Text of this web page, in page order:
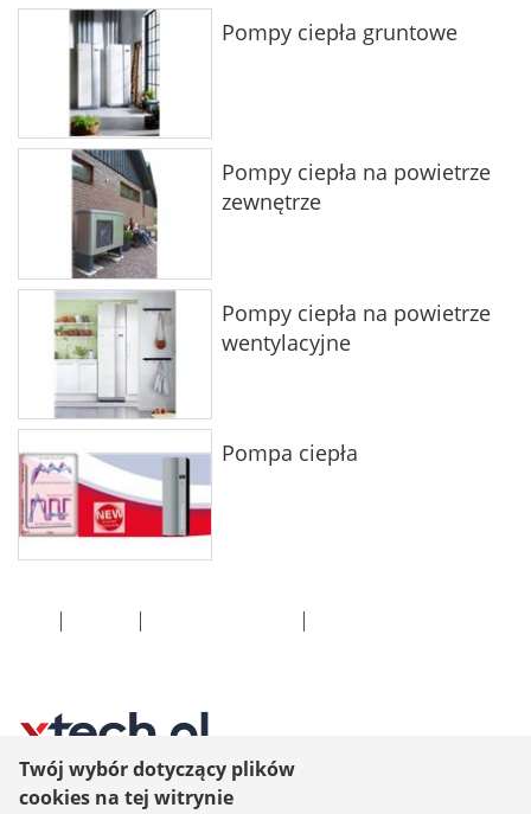
Twój wybór dotyczący plików
cookies na tej witrynie
Pompy ciepła gruntowe
Pompy ciepła na powietrze
zewnętrze
Pompy ciepła na powietrze
wentylacyjne
Pompa ciepła